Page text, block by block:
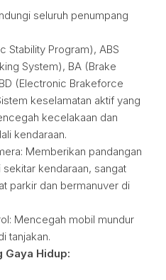
seluruh penumpang
Stability Program), ABS
System), BA (Brake
(Electronic Brakeforce
keselamatan aktif yang
kecelakaan dan
kendaraan.
Memberikan pandangan
sekitar kendaraan, sangat
parkir dan bermanuver di
Mencegah mobil mundur
tanjakan.
Gaya Hidup: